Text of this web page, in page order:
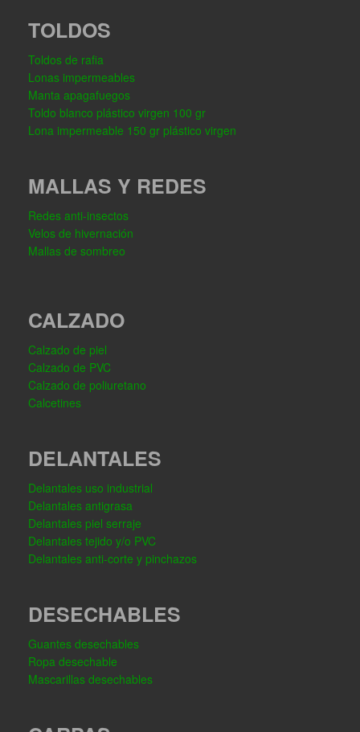
TOLDOS
Toldos de rafia
Lonas impermeables
Manta apagafuegos
Toldo blanco plástico virgen 100 gr
Lona impermeable 150 gr plástico virgen
MALLAS Y REDES
Redes anti-insectos
Velos de hivernación
Mallas de sombreo
CALZADO
Calzado de piel
Calzado de PVC
Calzado de poliuretano
Calcetines
DELANTALES
Delantales uso industrial
Delantales antigrasa
Delantales piel serraje
Delantales tejido y/o PVC
Delantales anti-corte y pinchazos
DESECHABLES
Guantes desechables
Ropa desechable
Mascarillas desechables